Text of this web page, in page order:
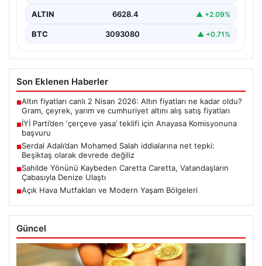
ALTIN 6628.4 ▲ +2.09%
BTC 3093080 ▲ +0.71%
Son Eklenen Haberler
■Altın fiyatları canlı 2 Nisan 2026: Altın fiyatları ne kadar oldu?
Gram, çeyrek, yarım ve cumhuriyet altını alış satış fiyatları
■İYİ Parti’den ‘çerçeve yasa’ teklifi için Anayasa Komisyonuna
başvuru
■Serdal Adalı’dan Mohamed Salah iddialarına net tepki:
Beşiktaş olarak devrede değiliz
■Sahilde Yönünü Kaybeden Caretta Caretta, Vatandaşların
Çabasıyla Denize Ulaştı
■Açık Hava Mutfakları ve Modern Yaşam Bölgeleri
Güncel